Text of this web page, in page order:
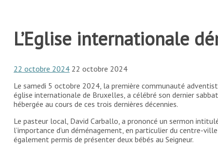
L’Eglise internationale
22 octobre 2024 22 octobre 2024
Le samedi 5 octobre 2024, la première communauté
église internationale de Bruxelles, a célébré son dernier
hébergée au cours de ces trois dernières décennies.
Le pasteur local, David Carballo, a prononcé un sermon
l’importance d’un déménagement, en particulier du centre-
également permis de présenter deux bébés au Seigneur.